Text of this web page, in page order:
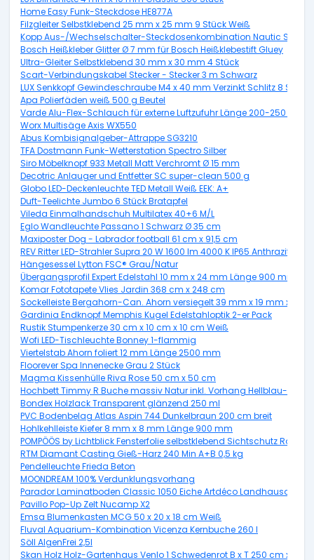
Home Easy Funk-Steckdose HE877A
Filzgleiter Selbstklebend 25 mm x 25 mm 9 Stück Weiß
Kopp Aus-/Wechselschalter-Steckdosenkombination Nautic
Bosch Heißkleber Glitter Ø 7 mm für Bosch Heißklebestift Gluey
Ultra-Gleiter Selbstklebend 30 mm x 30 mm 4 Stück
Scart-Verbindungskabel Stecker - Stecker 3 m Schwarz
LUX Senkkopf Gewindeschraube M4 x 40 mm Verzinkt Schlitz 8 Stück
Apa Polierfäden weiß 500 g Beutel
Varde Alu-Flex-Schlauch für externe Luftzufuhr Länge 200-250 cm,
Worx Multisäge Axis WX550
Abus Kombisignalgeber-Attrappe SG3210
TFA Dostmann Funk-Wetterstation Spectro Silber
Siro Möbelknopf 933 Metall Matt Verchromt Ø 15 mm
Decotric Anlauger und Entfetter SC super-clean 500 g
Globo LED-Deckenleuchte TED Metall Weiß EEK: A+
Duft-Teelichte Jumbo 6 Stück Bratapfel
Vileda Einmalhandschuh Multilatex 40+6 M/L
Eglo Wandleuchte Passano 1 Schwarz Ø 35 cm
Maxiposter Dog - Labrador football 61 cm x 91,5 cm
REV Ritter LED-Strahler Supra 20 W 1600 lm 4000 K IP65 Anthrazit
Hängesessel Lytton FSC® Grau/Natur
Übergangsprofil Expert Edelstahl 10 mm x 24 mm Länge 900 mm
Komar Fototapete Vlies Jardin 368 cm x 248 cm
Sockelleiste Bergahorn-Can. Ahorn versiegelt 39 mm x 19 mm x
Gardinia Endknopf Memphis Kugel Edelstahloptik 2-er Pack
Rustik Stumpenkerze 30 cm x 10 cm x 10 cm Weiß
Wofi LED-Tischleuchte Bonney 1-flammig
Viertelstab Ahorn foliert 12 mm Länge 2500 mm
Floorever Spa Innenecke Grau 2 Stück
Magma Kissenhülle Riva Rose 50 cm x 50 cm
Hochbett Timmy R Buche massiv Natur inkl. Vorhang Hellblau-
Bondex Holzlack Transparent glänzend 250 ml
PVC Bodenbelag Atlas Aspin 744 Dunkelbraun 200 cm breit
Hohlkehlleiste Kiefer 8 mm x 8 mm Länge 900 mm
POMPÖÖS by Lichtblick Fensterfolie selbstklebend Sichtschutz Rot 50
RTM Diamant Casting Gieß-Harz 240 Min A+B 0,5 kg
Pendelleuchte Frieda Beton
MOONDREAM 100% Verdunklungsvorhang
Parador Laminatboden Classic 1050 Eiche Artdéco Landhausdiele
Pavillo Pop-Up Zelt Nucamp X2
Emsa Blumenkasten MCG 50 x 20 x 18 cm Weiß
Fluval Aquarium-Kombination Vicenza Kernbuche 260 l
Söll AlgenFrei 2,5l
Skan Holz Holz-Gartenhaus Venlo 1 Schwedenrot B x T 250 cm x 250